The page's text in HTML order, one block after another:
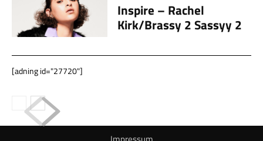
Inspire – Rachel
Kirk/Brassy 2 Sassyy 2
[adning id="27720"]